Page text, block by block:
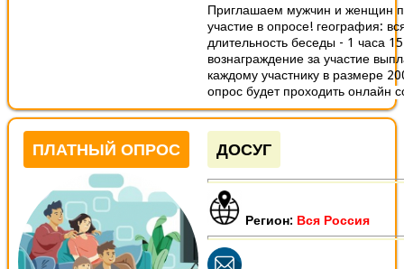
Приглашаем мужчин и женщин
участие в опросе! география:
длительность беседы - 1 часа
вознаграждение за участие
каждому участнику в размере
опрос будет проходить онлайн
ПЛАТНЫЙ ОПРОС ДОСУГ
Регион: Вся Россия